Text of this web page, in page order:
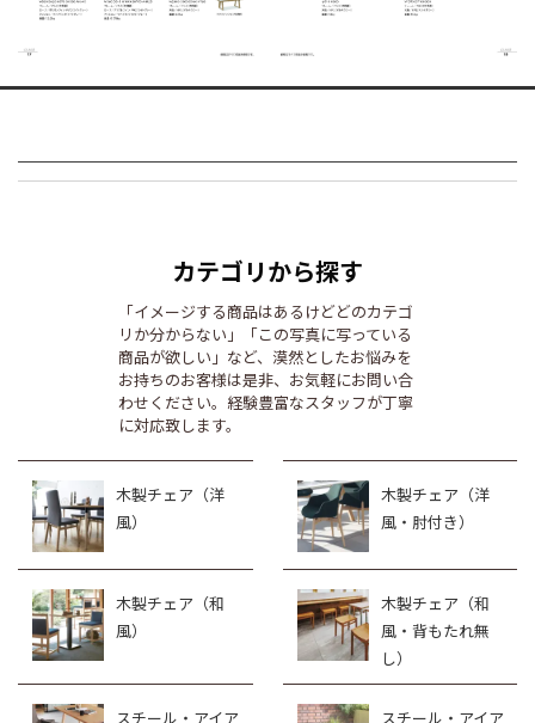
カテゴリから探す
「イメージする商品はあるけどどのカテゴ
リか分からない」「この写真に写っている
商品が欲しい」など、漠然としたお悩みを
お持ちのお客様は是非、お気軽にお問い合
わせください。経験豊富なスタッフが丁寧
に対応致します。
木製チェア（洋
風）
木製チェア（洋
風・肘付き）
木製チェア（和
風）
木製チェア（和
風・背もたれ無
し）
スチール・アイア スチール・アイア